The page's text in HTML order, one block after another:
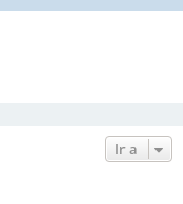
Ir a